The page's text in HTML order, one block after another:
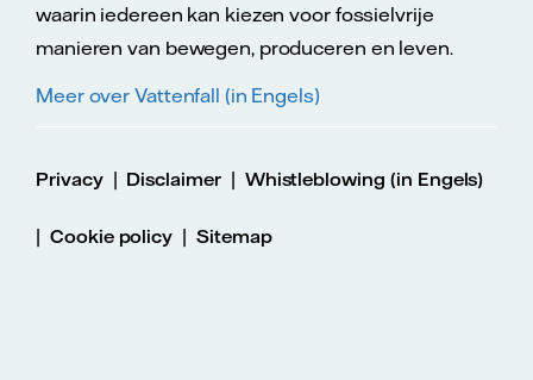
waarin iedereen kan kiezen voor fossielvrije
manieren van bewegen, produceren en leven.
Meer over Vattenfall (in Engels)
Privacy| Disclaimer| Whistleblowing (in Engels)
| Cookie policy | Sitemap